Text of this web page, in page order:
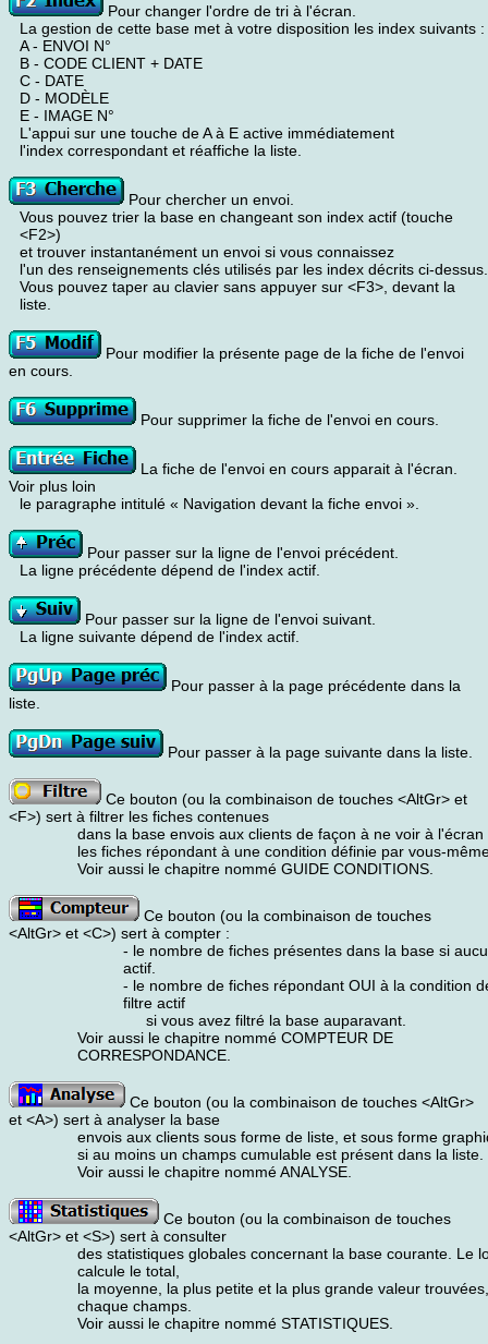
Pour changer l'ordre de tri à l'écran.
La gestion de cette base met à votre disposition les index suivants :
A - ENVOI N°
B - CODE CLIENT + DATE
C - DATE
D - MODÈLE
E - IMAGE N°
L'appui sur une touche de A à E active immédiatement
l'index correspondant et réaffiche la liste.
Pour chercher un envoi.
Vous pouvez trier la base en changeant son index actif (touche
<F2>)
et trouver instantanément un envoi si vous connaissez
l'un des renseignements clés utilisés par les index décrits ci-dessus.
Vous pouvez taper au clavier sans appuyer sur <F3>, devant la
liste.
Pour modifier la présente page de la fiche de l'envoi
en cours.
Pour supprimer la fiche de l'envoi en cours.
La fiche de l'envoi en cours apparait à l'écran.
Voir plus loin
le paragraphe intitulé « Navigation devant la fiche envoi ».
Pour passer sur la ligne de l'envoi précédent.
La ligne précédente dépend de l'index actif.
Pour passer sur la ligne de l'envoi suivant.
La ligne suivante dépend de l'index actif.
Pour passer à la page précédente dans la
liste.
Pour passer à la page suivante dans la liste.
Ce bouton (ou la combinaison de touches <AltGr> et
<F>) sert à filtrer les fiches contenues
dans la base envois aux clients de façon à ne voir à l'écran
les fiches répondant à une condition définie par vous-
Voir aussi le chapitre nommé GUIDE CONDITIONS.
Ce bouton (ou la combinaison de touches
<AltGr> et <C>) sert à compter :
- le nombre de fiches présentes dans la base si
actif.
- le nombre de fiches répondant OUI à la condition
filtre actif
si vous avez filtré la base auparavant.
Voir aussi le chapitre nommé COMPTEUR DE
CORRESPONDANCE.
Ce bouton (ou la combinaison de touches <AltGr>
et <A>) sert à analyser la base
envois aux clients sous forme de liste, et sous forme
si au moins un champs cumulable est présent dans la liste.
Voir aussi le chapitre nommé ANALYSE.
Ce bouton (ou la combinaison de touches
<AltGr> et <S>) sert à consulter
des statistiques globales concernant la base courante. Le
calcule le total,
la moyenne, la plus petite et la plus grande valeur
chaque champs.
Voir aussi le chapitre nommé STATISTIQUES.